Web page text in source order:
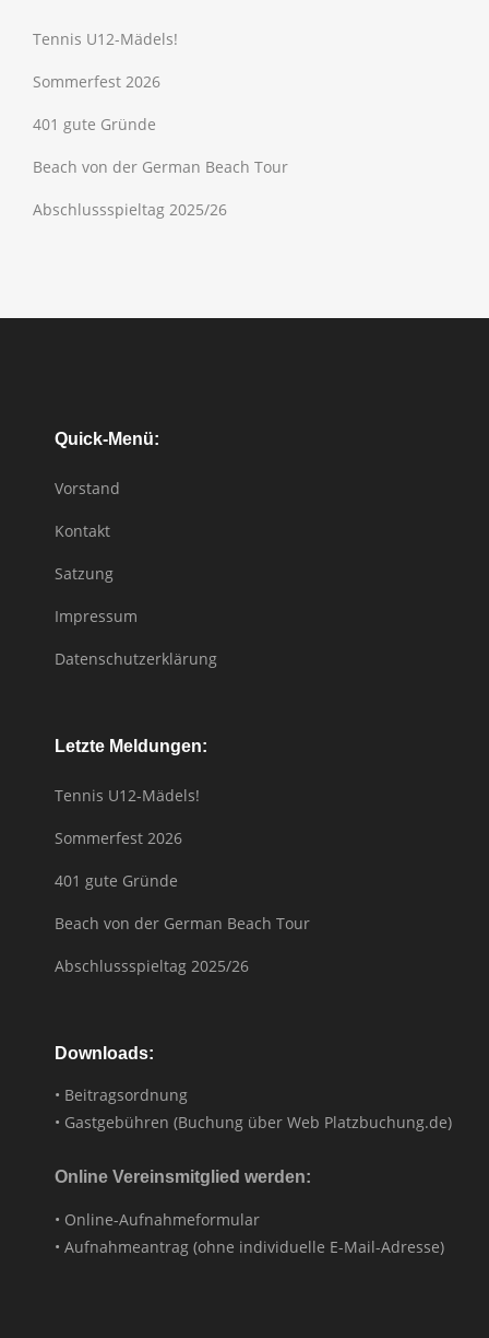
Tennis U12-Mädels!
Sommerfest 2026
401 gute Gründe
Beach von der German Beach Tour
Abschlussspieltag 2025/26
Quick-Menü:
Vorstand
Kontakt
Satzung
Impressum
Datenschutzerklärung
Letzte Meldungen:
Tennis U12-Mädels!
Sommerfest 2026
401 gute Gründe
Beach von der German Beach Tour
Abschlussspieltag 2025/26
Downloads:
• Beitragsordnung
• Gastgebühren (Buchung über Web Platzbuchung.de)
Online Vereinsmitglied werden:
• Online-Aufnahmeformular
• Aufnahmeantrag (ohne individuelle E-Mail-Adresse)